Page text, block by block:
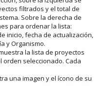
filtrados y el total de
Sobre la derecha de
para ordenar la lista:
inicio, fecha de actualización,
y Organismo.
la lista de proyectos
orden seleccionado. Cada
una imagen y el ícono de su